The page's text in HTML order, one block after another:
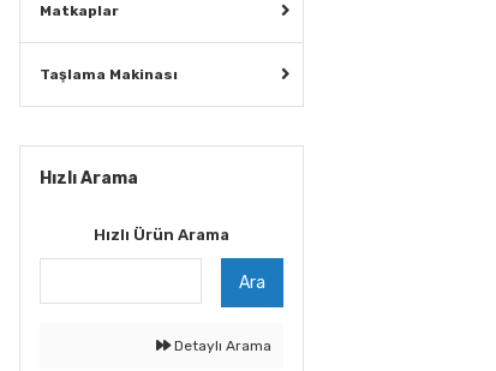
Matkaplar
Taşlama Makinası
Hızlı Arama
Hızlı Ürün Arama
Ara
Detaylı Arama